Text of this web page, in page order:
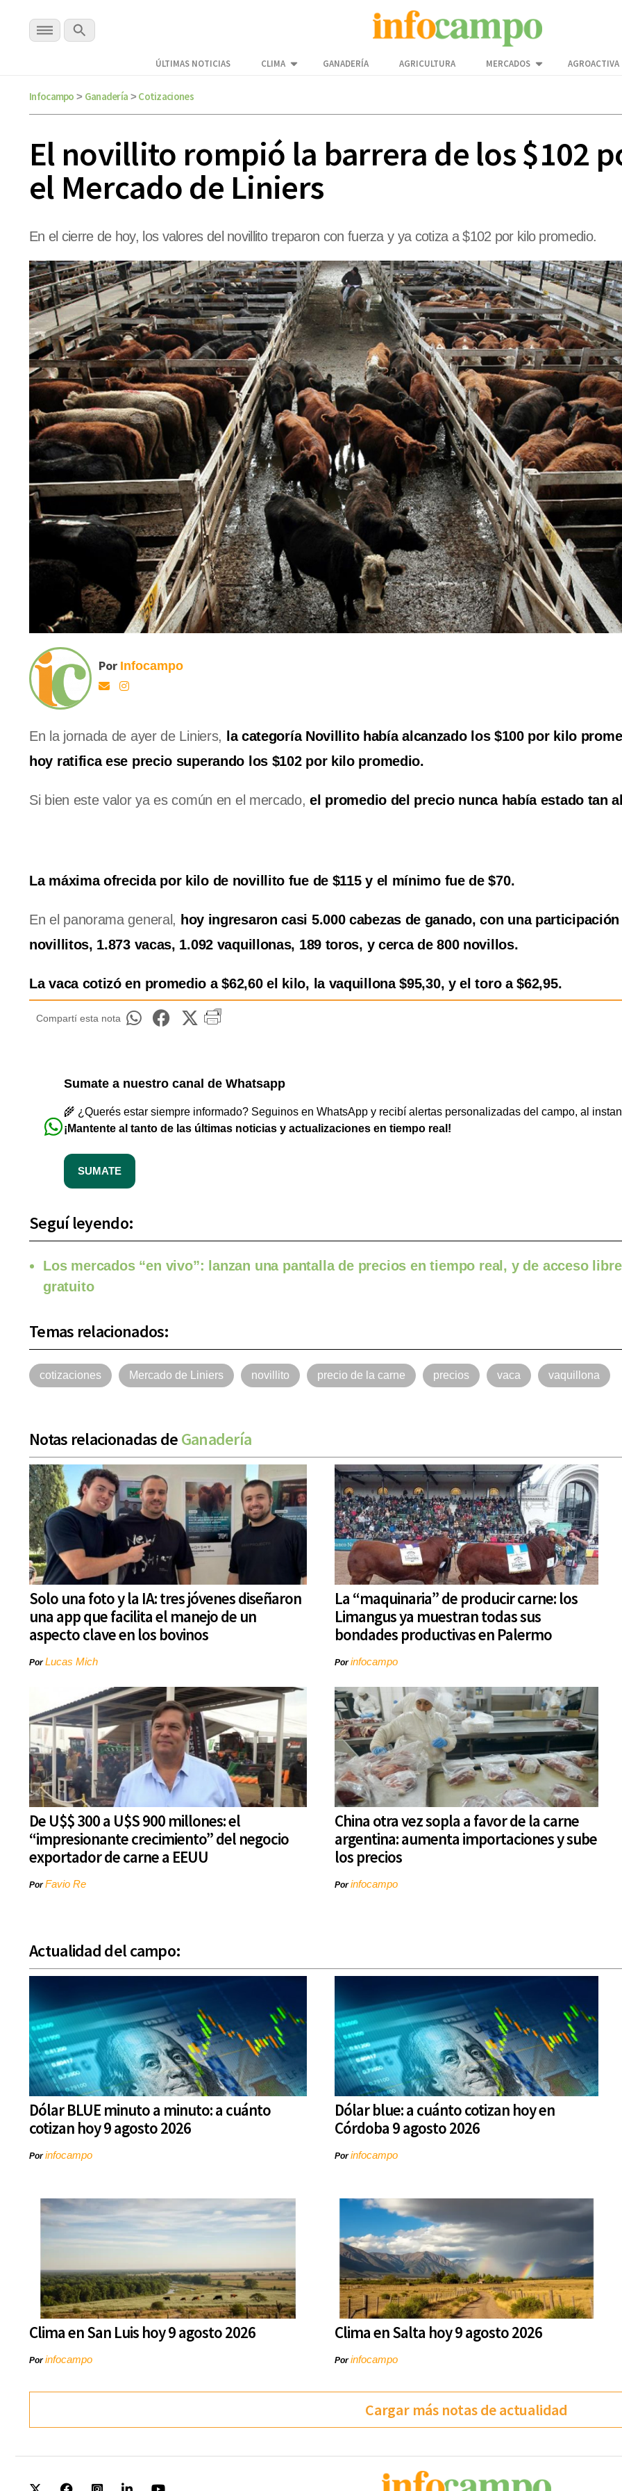
ÚLTIMAS NOTICIAS CLIMA GANADERÍA AGRICULTURA MERCADOS AGROACTIVA
Infocampo > Ganadería > Cotizaciones
El novillito rompió la barrera de los $102
el Mercado de Liniers
En el cierre de hoy, los valores del novillito treparon con fuerza y ya cotiza a $102 por kilo promedio.
Por Infocampo
En la jornada de ayer de Liniers,
la categoría Novillito había alcanzado los $100 por kilo
hoy ratifica ese precio superando los $102 por kilo promedio.
Si bien este valor ya es común en el mercado,el promedio del precio nunca había estado tan
La máxima ofrecida por kilo de novillito fue de $115 y el mínimo fue de $70.
En el panorama general, hoy ingresaron casi 5.000 cabezas de ganado, con una participación
novillitos, 1.873 vacas, 1.092 vaquillonas, 189 toros, y cerca de 800 novillos.
La vaca cotizó en promedio a $62,60 el kilo, la vaquillona $95,30, y el toro a $62,95.
Compartí esta nota
Sumate a nuestro canal de Whatsapp
🌾 ¿Querés estar siempre informado? Seguinos en WhatsApp y recibí alertas personalizadas del campo, al
¡Mantente al tanto de las últimas noticias y actualizaciones en tiempo real!
SUMATE
Seguí leyendo:
Los mercados “en vivo”: lanzan una pantalla de precios en tiempo real, y de acceso
gratuito
Temas relacionados:
cotizaciones Mercado de Liniers novillito precio de la carne precios vaca vaquillona
Notas relacionadas deGanadería
Solo una foto y la IA: tres jóvenes diseñaron
una app que facilita el manejo de un
aspecto clave en los bovinos
PorLucas Mich
La “maquinaria” de producir carne: los
Limangus ya muestran todas sus
bondades productivas en Palermo
Porinfocampo
De U$$ 300 a U$S 900 millones: el
“impresionante crecimiento” del negocio
exportador de carne a EEUU
PorFavio Re
China otra vez sopla a favor de la carne
argentina: aumenta importaciones y sube
los precios
Porinfocampo
Actualidad del campo:
Dólar BLUE minuto a minuto: a cuánto
cotizan hoy 9 agosto 2026
Porinfocampo
Dólar blue: a cuánto cotizan hoy en
Córdoba 9 agosto 2026
Porinfocampo
Clima en San Luis hoy 9 agosto 2026
Porinfocampo
Clima en Salta hoy 9 agosto 2026
Porinfocampo
Cargar más notas de actualidad